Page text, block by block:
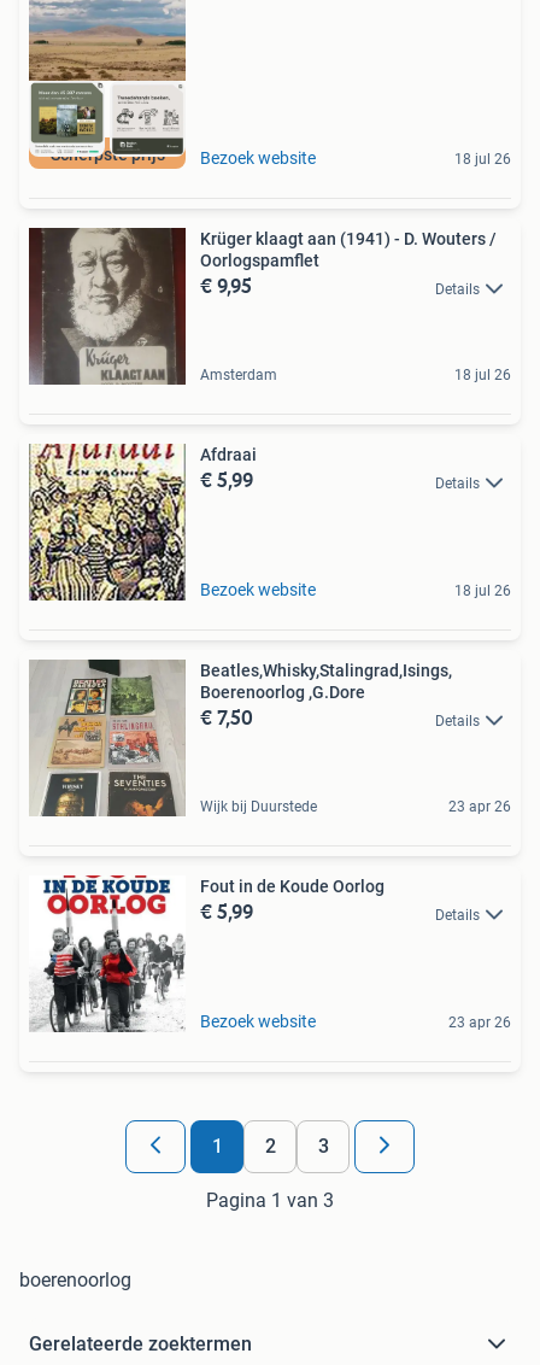
Scherpste prijs Bezoek website 18 jul 26
Krüger klaagt aan (1941) - D. Wouters /
Oorlogspamflet
€ 9,95 Details
Amsterdam 18 jul 26
Afdraai
€ 5,99 Details
Bezoek website 18 jul 26
Beatles,Whisky,Stalingrad,Isings,
Boerenoorlog ,G.Dore
€ 7,50 Details
Wijk bij Duurstede 23 apr 26
Fout in de Koude Oorlog
€ 5,99 Details
Bezoek website 23 apr 26
1 2 3
Pagina 1 van 3
boerenoorlog
Gerelateerde zoektermen